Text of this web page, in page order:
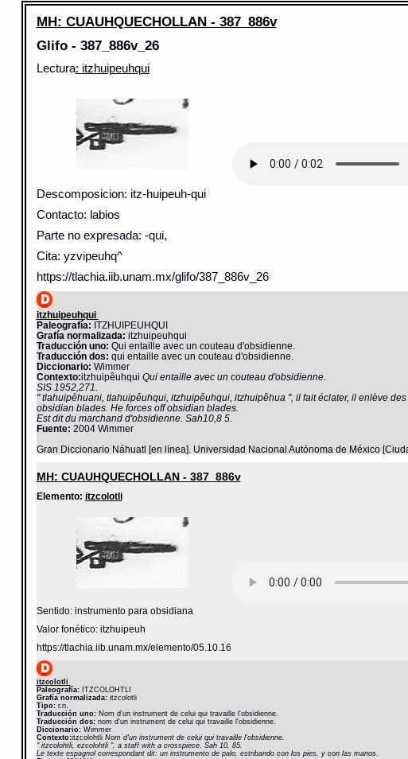
MH: CUAUHQUECHOLLAN - 387_886v
Glifo - 387_886v_26
Lectura: itzhuipeuhqui
Descomposicion: itz-huipeuh-qui
Contacto: labios
Parte no expresada: -qui,
Cita: yzvipeuhq^
https://tlachia.iib.unam.mx/glifo/387_886v_26
itzhuipeuhqui
Paleografía: ITZHUIPEUHQUI
Grafía normalizada: itzhuipeuhqui
Traducción uno: Qui entaille avec un couteau d'obsidienne.
Traducción dos: qui entaille avec un couteau d'obsidienne.
Diccionario: Wimmer
Contexto:itzhuipêuhqui Qui entaille avec un couteau d'obsidienne.
SIS 1952,271.
" tlahuipêhuani, tlahuipêuhqui, itzhuipêuhqui, itzhuipêhua ", il fait éclater, il enlève
obsidian blades. He forces off obsidian blades.
Est dit du marchand d'obsidienne. Sah10,8 5.
Fuente: 2004 Wimmer
Gran Diccionario Náhuatl [en línea]. Universidad Nacional Autónoma de México
MH: CUAUHQUECHOLLAN - 387_886v
Elemento: itzcolotli
Sentido: instrumento para obsidiana
Valor fonético: itzhuipeuh
https://tlachia.iib.unam.mx/elemento/05.10.16
itzcolotli
Paleografía:ITZCOLOHTLI
Grafía normalizada:itzcolotli
Tipo:r.n.
Traducción uno:Nom d'un instrument de celui qui travaille l'obsidienne.
Traducción dos:nom d'un instrument de celui qui travaille l'obsidienne.
Diccionario: Wimmer
Contexto:itzcolohtli Nom d'un instrument de celui qui travaille l'obsidienne.
" itzcolohtli, ezcolohtli ", a staff with a crosspiece. Sah 10, 85.
Le texte espagnol correspondant dit: un instrumento de palo, estribando con los pies, y con las manos.